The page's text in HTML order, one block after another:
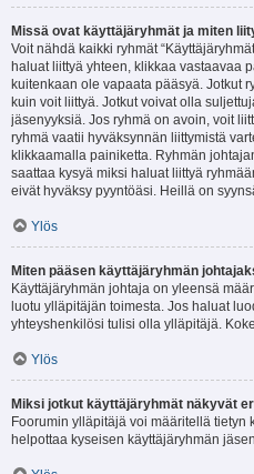
Missä ovat käyttäjäryhmät ja miten
Voit nähdä kaikki ryhmät
haluat liittyä yhteen, klikkaa vastaavaa
kuitenkaan ole vapaata pääsyä. Jotkut
kuin voit liittyä. Jotkut voivat olla
jäsenyyksiä. Jos ryhmä on avoin, voit
ryhmä vaatii hyväksynnän liittymistä
klikkaamalla painiketta. Ryhmän
saattaa kysyä miksi haluat liittyä
eivät hyväksy pyyntöäsi. Heillä on
Ylös
Miten pääsen käyttäjäryhmän
Käyttäjäryhmän johtaja on yleensä
luotu ylläpitäjän toimesta. Jos haluat
yhteyshenkilösi tulisi olla ylläpitäjä.
Ylös
Miksi jotkut käyttäjäryhmät näkyvät
Foorumin ylläpitäjä voi määritellä
helpottaa kyseisen käyttäjäryhmän